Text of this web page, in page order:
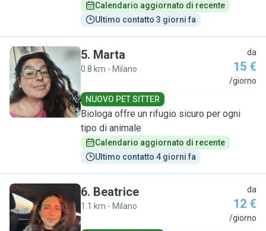
Calendario aggiornato di recente
Ultimo contatto 3 giorni fa
M
5. Marta
0.8 km - Milano
da
15 €
/giorno
NUOVO PET SITTER
Biologa offre un rifugio sicuro per ogni
tipo di animale
Calendario aggiornato di recente
Ultimo contatto 4 giorni fa
B
6. Beatrice
1.1 km - Milano
da
12 €
/giorno